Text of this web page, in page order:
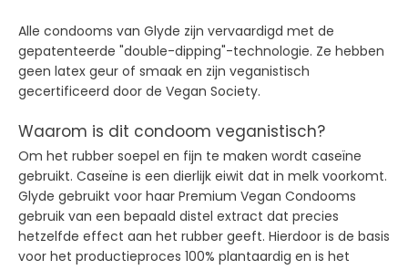
Alle condooms van Glyde zijn vervaardigd met de
gepatenteerde "double-dipping"-technologie. Ze hebben
geen latex geur of smaak en zijn veganistisch
gecertificeerd door de Vegan Society.
Waarom is dit condoom veganistisch?
Om het rubber soepel en fijn te maken wordt caseïne
gebruikt. Caseïne is een dierlijk eiwit dat in melk voorkomt.
Glyde gebruikt voor haar Premium Vegan Condooms
gebruik van een bepaald distel extract dat precies
hetzelfde effect aan het rubber geeft. Hierdoor is de basis
voor het productieproces 100% plantaardig en is het